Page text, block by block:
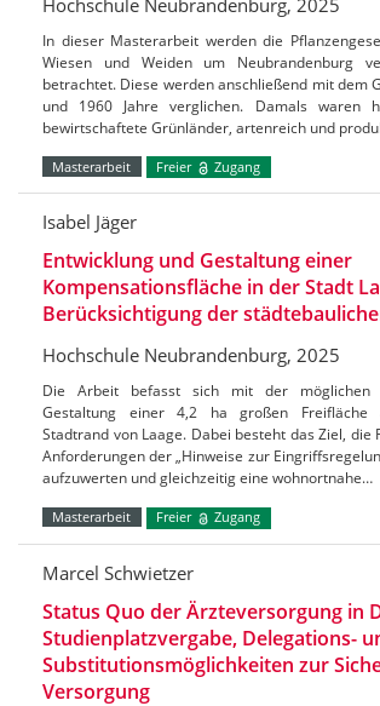
In dieser Masterarbeit werden die
Wiesen und Weiden um Neubrandenburg
betrachtet. Diese werden anschließend mit dem
und 1960 Jahre verglichen. Damals waren
bewirtschaftete Grünländer, artenreich und
Masterarbeit Freier Zugang
Isabel Jäger
Entwicklung und Gestaltung einer
Kompensationsfläche in der Stadt
Berücksichtigung der
Hochschule Neubrandenburg, 2025
Die Arbeit befasst sich mit der möglichen
Gestaltung einer 4,2 ha großen Freifläche
Stadtrand von Laage. Dabei besteht das Ziel, die
Anforderungen der „Hinweise zur
aufzuwerten und gleichzeitig eine wohnortnahe…
Masterarbeit Freier Zugang
Marcel Schwietzer
Status Quo der Ärzteversorgung in
Studienplatzvergabe, Delegations-
Substitutionsmöglichkeiten zur
Versorgung